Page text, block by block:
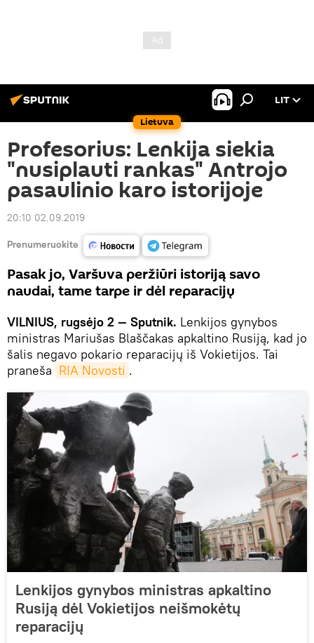
Lietuva
LIT
Profesorius: Lenkija siekia
"nusiplauti rankas" Antrojo
pasaulinio karo istorijoje
20:10 02.09.2019
Prenumeruokite
Pasak jo, Varšuva peržiūri istoriją savo
naudai, tame tarpe ir dėl reparacijų
VILNIUS, rugsėjo 2 — Sputnik. Lenkijos gynybos
ministras Mariušas Blaščakas apkaltino Rusiją, kad jo
šalis negavo pokario reparacijų iš Vokietijos. Tai
praneša RIA Novosti .
Lenkijos gynybos ministras apkaltino
Rusiją dėl Vokietijos neišmokėtų
reparacijų